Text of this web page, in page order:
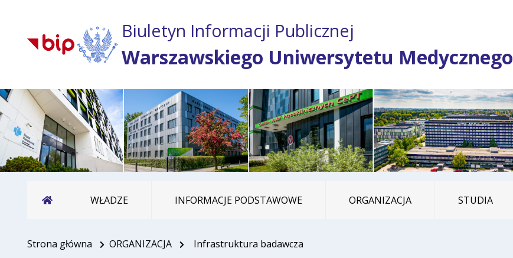
głównego menu
Biuletyn Informacji Publicznej
Warszawskiego Uniwersytetu Medycznego
Strona główna
WŁADZE INFORMACJE PODSTAWOWE ORGANIZACJA STUDIA
Strona główna ORGANIZACJA Infrastruktura badawcza